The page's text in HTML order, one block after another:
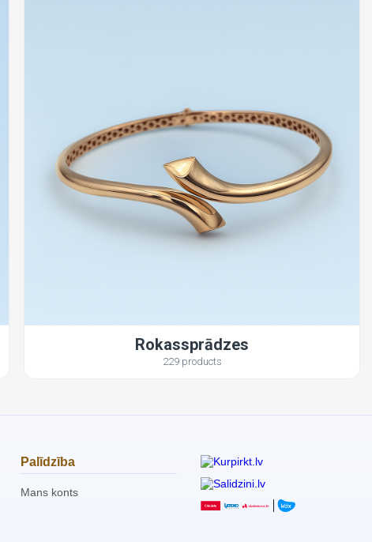
Rokassprādzes
229 products
Palīdzība
Mans konts